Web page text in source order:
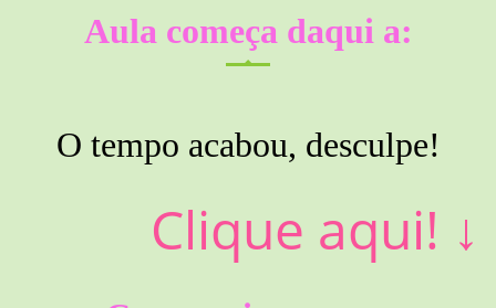
Aula começa daqui a:
O tempo acabou, desculpe!
Clique aqui! ↓